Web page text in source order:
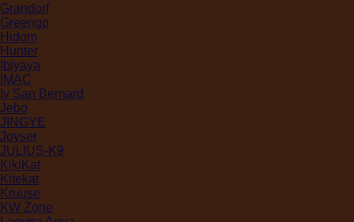
Grandorf
Greengo
Hidom
Hunter
Ibiyaya
IMAC
Iv San Bernard
Jebo
JINGYE
Joyser
JULIUS-K9
KikiKat
Kitekat
Kruuse
KW Zone